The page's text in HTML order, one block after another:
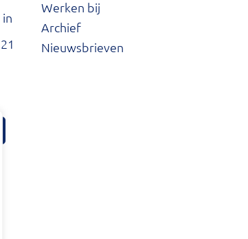
Werken bij
Archief
Nieuwsbrieven